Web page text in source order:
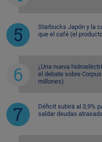
Starbucks Japón y la
que el café (el
¿Una nueva
el debate sobre
millones)
Déficit subirá al 3,9%
saldar deudas